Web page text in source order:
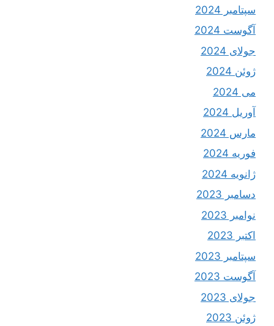
سپتامبر 2024
آگوست 2024
جولای 2024
ژوئن 2024
می 2024
آوریل 2024
مارس 2024
فوریه 2024
ژانویه 2024
دسامبر 2023
نوامبر 2023
اکتبر 2023
سپتامبر 2023
آگوست 2023
جولای 2023
ژوئن 2023